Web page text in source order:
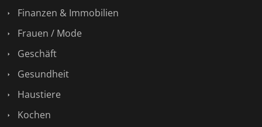
Finanzen & Immobilien
Frauen / Mode
Geschäft
Gesundheit
Haustiere
Kochen